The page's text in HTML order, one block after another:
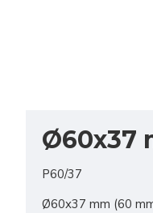
Ø60x37
P60/37
Ø60x37 mm (60 mm